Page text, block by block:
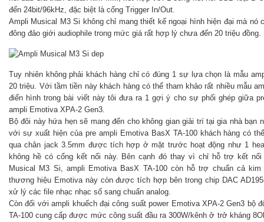
đến 24bit/96kHz, đặc biệt là cổng Trigger In/Out.
Ampli Musical M3 Si không chỉ mang thiết kế ngoại hình hiện đại mà nó
đông đảo giới audiophile trong mức giá rất hợp lý chưa đến 20 triệu đồng.
Tuy nhiên không phải khách hàng chỉ có đúng 1 sự lựa chọn là mẫu
20 triệu. Với tầm tiền này khách hàng có thể tham khảo rất nhiều mẫu
điển hình trong bài viết này tôi đưa ra 1 gợi ý cho sự phối ghép giữa
ampli Emotiva XPA-2 Gen3.
Bộ đôi này hứa hẹn sẽ mang đến cho không gian giải trí tại gia nhà bạn
với sự xuất hiện của pre ampli Emotiva BasX TA-100 khách hàng có
qua chân jack 3.5mm được tích hợp ở mặt trước hoạt động như 1
không hề có cổng kết nối này. Bên cạnh đó thay vì chỉ hỗ trợ kết
Musical M3 Si, ampli Emotiva BasX TA-100 còn hỗ trợ chuẩn cả
thương hiệu Emotiva này còn được tích hợp bên trong chip DAC
xử lý các file nhạc nhạc số sang chuẩn analog.
Còn đối với ampli khuếch đại công suất power Emotiva XPA-2 Gen3 bộ
TA-100 cung cấp được mức công suất đầu ra 300W/kênh ở trở kháng